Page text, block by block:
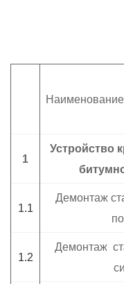
1
Устройство
1.1
Демонтаж
1.2
Демонтаж